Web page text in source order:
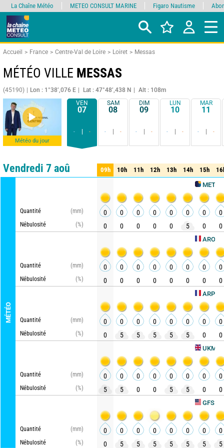
Accueil France Centre-Val de Loire Loiret Messas
MÉTÉO VILLE MESSAS
(45190) Lon : 1°38’,076 E Lat : 47°48’,438 N Alt : 108m
Météo du jour
VEN
07
- -
SAM
08
- -
DIM
09
- -
LUN
10
- -
MAR
11
- -
Comparateur détaillé synthétique
Vendredi 7 aoû
MÉTÉO
METEO
Quantité
(mm)
Nébulosité
(%)
AROME HD
Quantité
(mm)
Nébulosité
(%)
ARPEGE
Quantité
(mm)
Nébulosité
(%)
UKMO
Quantité
(mm)
Nébulosité
(%)
Quantité
(mm)
Nébulosité
(%)
09h 10h 11h 12h 13h 14h 15h
09h 10h 11h 12h 13h 14h 15h
0 0 0 0 0 0 0
0
0
0 0 0 0 5 0 0
0 0 0 0 0 0 0
0
0
0 0 0 0 0 0 0
0 0 0 0 0 0 0
0
0
5 5 5 5 5 0 0
0 0 0 0 0 0 0
0
5
5 0 0 5 5 0 0
0 0 0 0 0 0 0
0
0
5 5 5 5 5 5 5
La Chaîne Météo METEO CONSULT MARINE Figaro Nautisme